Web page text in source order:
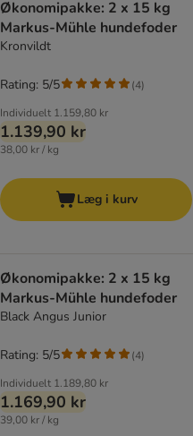
Økonomipakke: 2 x 15 kg
Markus-Mühle hundefoder
Kronvildt
Individuelt 1.159,80 kr
1.139,90 kr
38,00 kr / kg
Rating: 5/5 (4)
Læg i kurv
Økonomipakke: 2 x 15 kg
Markus-Mühle hundefoder
Black Angus Junior
Individuelt 1.189,80 kr
1.169,90 kr
39,00 kr / kg
Rating: 5/5 (4)